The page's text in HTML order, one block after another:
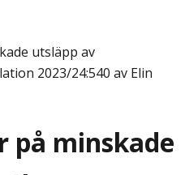
utsläpp av
2023/24:540 av Elin
på minskade